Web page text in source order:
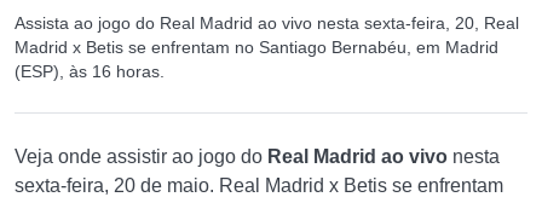
Assista ao jogo do Real Madrid ao vivo nesta sexta-feira, 20, Real
Madrid x Betis se enfrentam no Santiago Bernabéu, em Madrid
(ESP), às 16 horas.
Veja onde assistir ao jogo do Real Madrid ao vivo nesta
sexta-feira, 20 de maio. Real Madrid x Betis se enfrentam